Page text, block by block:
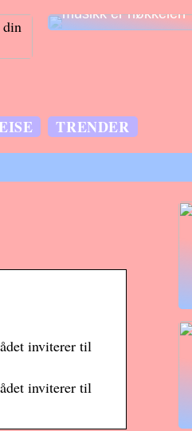
musikk er nøkkelen
TRENDER
inviterer til
inviterer til